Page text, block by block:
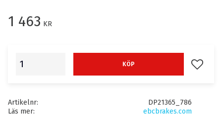
1 463 KR
KÖP Lägg
Artikelnr
DP21365_786
Läs mer
ebcbrakes.com